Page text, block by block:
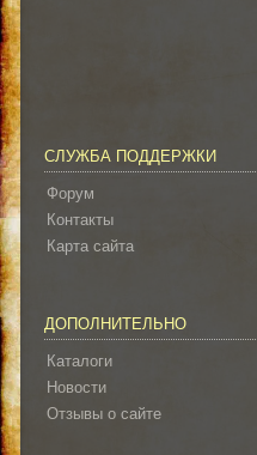
СЛУЖБА ПОДДЕРЖКИ
Форум
Контакты
Карта сайта
ДОПОЛНИТЕЛЬНО
Каталоги
Новости
Отзывы о сайте